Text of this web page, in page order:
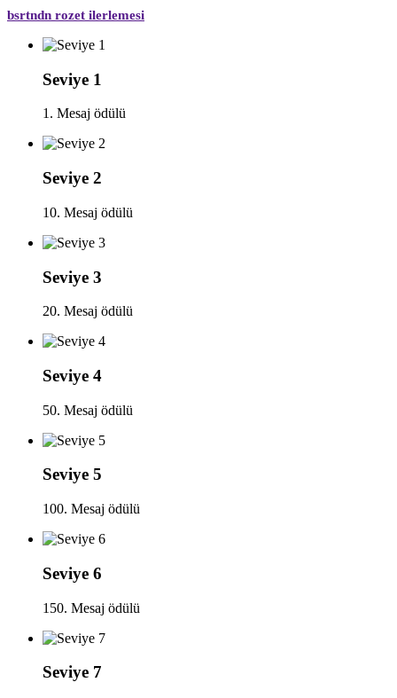
bsrtndn rozet ilerlemesi
Seviye 1
1. Mesaj ödülü
Seviye 2
10. Mesaj ödülü
Seviye 3
20. Mesaj ödülü
Seviye 4
50. Mesaj ödülü
Seviye 5
100. Mesaj ödülü
Seviye 6
150. Mesaj ödülü
Seviye 7